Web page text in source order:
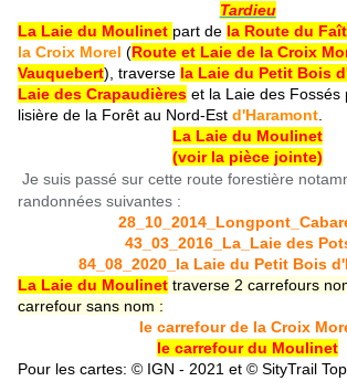
Tardieu
La Laie du Moulinet part de la Route du
la Croix Morel (Route et Laie de la Croix
Vauquebert), traverse la Laie du Petit Bois
Laie des Crapaudières et la Laie des Fossés
lisière de la Forêt au Nord-Est d'Haramont
La Laie du Moulinet
(voir la pièce jointe)
Je suis passé sur cette route forestière
randonnées suivantes :
43_03_2016_La_Laie des
84_08_2020_la Laie du Petit Bois
La Laie du Moulinet traverse 2 carrefours
carrefour sans nom :
le carrefour de la Croix
le carrefour du Moulinet
Pour les cartes: © IGN - 2021 et © SityTrail